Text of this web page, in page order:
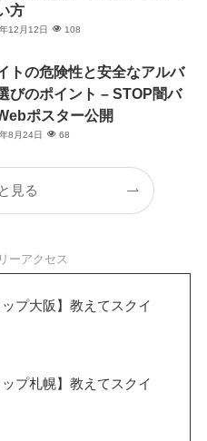
方
12月12日 108
トの危険性と安全なアルバ
びのポイント – STOP闇バ
ポスター公開
8月24日 68
見る
ーアクセス
ップ大阪】教えてスクイ
ップ札幌】教えてスクイ